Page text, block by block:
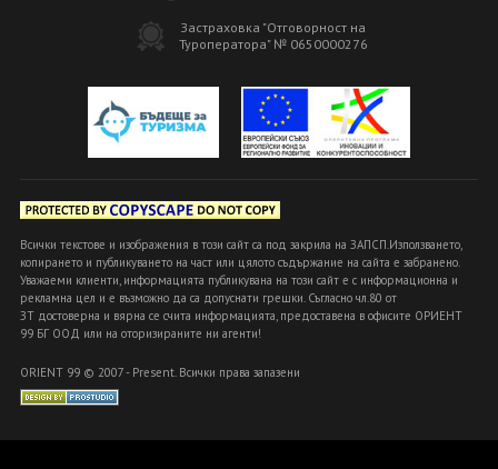
Застраховка "Отговорност на
Туроператора" № 0650000276
Всички текстове и изображения в този сайт са под закрила на ЗАПСП.Използването,
копирането и публикуването на част или цялото съдържание на сайта е забранено.
Уважаеми клиенти, информацията публикувана на този сайт е с информационна и
рекламна цел и е възможно да са допуснати грешки. Съгласно чл.80 от
ЗТ достоверна и вярна се счита информацията, предоставена в офисите ОРИЕНТ
99 БГ ООД или на оторизираните ни агенти!
ORIENT 99 © 2007 - Present. Всички права запазени